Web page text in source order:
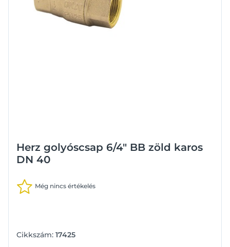
Herz golyóscsap 6/4" BB zöld karos
DN 40
Még nincs értékelés
Cikkszám: 17425